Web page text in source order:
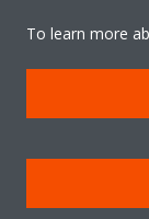
Produktet
Politika e
To learn more